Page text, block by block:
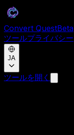
Convert QuestBeta
ツールプライバシー
JA
ツールを開く